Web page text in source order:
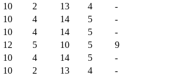
10 2 13 4
-
10 4 14 5
-
10 4 14 5
-
12 5 10 5
9
10 4 14 5
-
10 2 13 4
-